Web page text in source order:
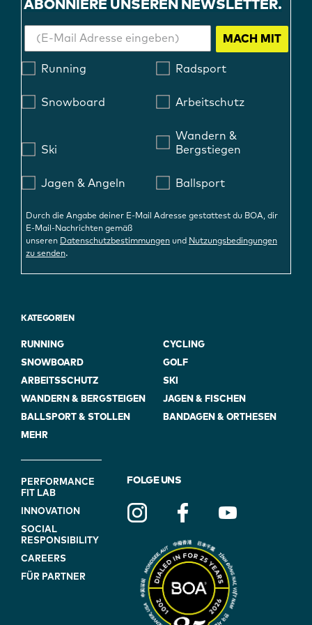
ABONNIERE UNSEREN NEWSLETTER.
MACH MIT
Running Radsport
Snowboard Arbeitschutz
Ski
Wandern &
Bergstiegen
Jagen & Angeln Ballsport
Durch die Angabe deiner E-Mail Adresse gestattest du BOA, dir
E-Mail-Nachrichten gemäß
unseren Datenschutzbestimmungen und Nutzungsbedingungen
zu senden.
KATEGORIEN
RUNNING
CYCLING
SNOWBOARD
GOLF
ARBEITSSCHUTZ
SKI
WANDERN & BERGSTEIGEN
JAGEN & FISCHEN
BALLSPORT & STOLLEN
BANDAGEN & ORTHESEN
MEHR
FOOTER
NAVIGATION
(ON
BLUE)
PERFORMANCE
FIT LAB
INNOVATION
SOCIAL
RESPONSIBILITY
CAREERS
FÜR PARTNER
FOLGE UNS